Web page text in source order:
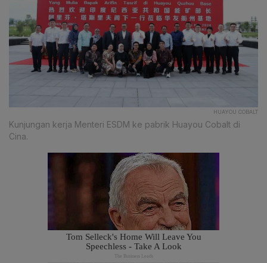
HUAYOU COBALT
Kunjungan kerja Menteri ESDM ke pabrik Huayou Cobalt di
Cina.